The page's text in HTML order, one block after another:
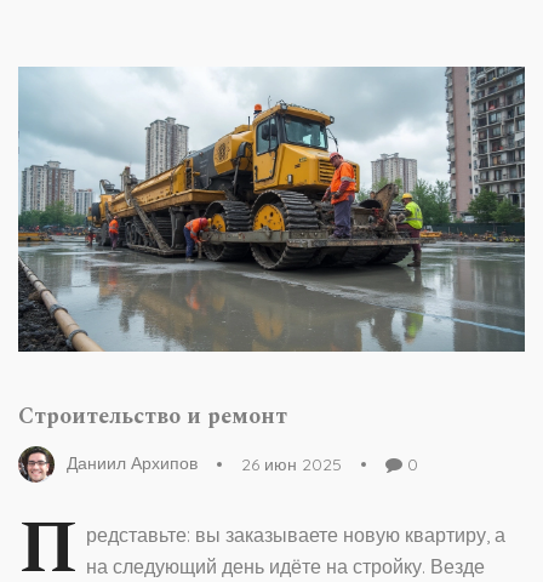
Строительство и ремонт
Даниил Архипов 26 июн 2025 0
П редставьте: вы заказываете новую квартиру, а
на следующий день идёте на стройку. Везде